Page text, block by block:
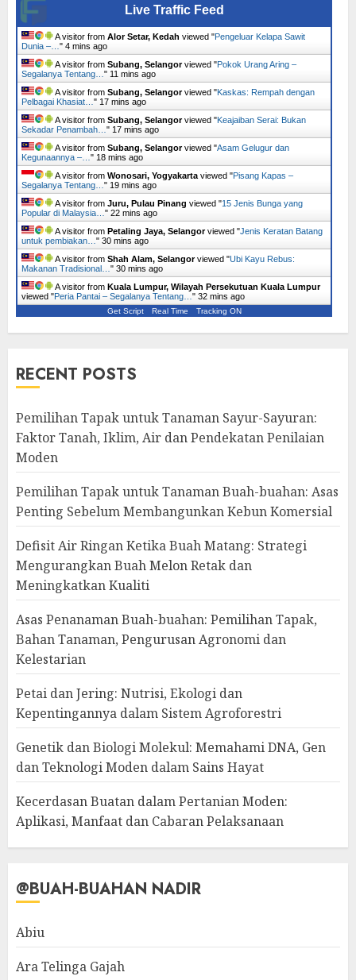
Live Traffic Feed
A visitor from Alor Setar, Kedah viewed "Pengeluar Kelapa Sawit
Dunia –… " 4 mins ago
A visitor from Subang, Selangorviewed "Pokok Urang Aring –
Segalanya Tentang… " 11 mins ago
A visitor from Subang, Selangorviewed "Kaskas: Rempah dengan
Pelbagai Khasiat… " 17 mins ago
A visitor from Subang, Selangorviewed "Keajaiban Serai: Bukan
Sekadar Penambah… " 17 mins ago
A visitor from Subang, Selangorviewed "Asam Gelugur dan
Kegunaannya –… " 18 mins ago
A visitor from Wonosari, Yogyakarta viewed "Pisang Kapas –
Segalanya Tentang… " 19 mins ago
A visitor from Juru, Pulau Pinang viewed "15 Jenis Bunga yang
Popular di Malaysia… " 22 mins ago
A visitor from Petaling Jaya, Selangorviewed "Jenis Keratan Batang
untuk pembiakan… " 30 mins ago
A visitor from Shah Alam, Selangorviewed "Ubi Kayu Rebus:
Makanan Tradisional… " 30 mins ago
A visitor from Kuala Lumpur, Wilayah Persekutuan Kuala Lumpur
viewed "Peria Pantai – Segalanya Tentang… " 32 mins ago
Get Script Real Time Tracking ON
RECENT POSTS
Pemilihan Tapak untuk Tanaman Sayur-Sayuran:
Faktor Tanah, Iklim, Air dan Pendekatan Penilaian
Moden
Pemilihan Tapak untuk Tanaman Buah-buahan: Asas
Penting Sebelum Membangunkan Kebun Komersial
Defisit Air Ringan Ketika Buah Matang: Strategi
Mengurangkan Buah Melon Retak dan
Meningkatkan Kualiti
Asas Penanaman Buah-buahan: Pemilihan Tapak,
Bahan Tanaman, Pengurusan Agronomi dan
Kelestarian
Petai dan Jering: Nutrisi, Ekologi dan
Kepentingannya dalam Sistem Agroforestri
Genetik dan Biologi Molekul: Memahami DNA, Gen
dan Teknologi Moden dalam Sains Hayat
Kecerdasan Buatan dalam Pertanian Moden:
Aplikasi, Manfaat dan Cabaran Pelaksanaan
@BUAH-BUAHAN NADIR
Abiu
Ara Telinga Gajah